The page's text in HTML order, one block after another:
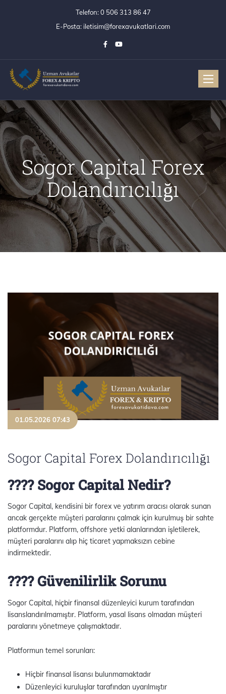
Telefon:0 506 313 86 47
E-Posta: iletisim@forexavukatlari.com
Sogor Capital Forex
Dolandırıcılığı
01.05.2026 07:43
Sogor Capital Forex Dolandırıcılığı
???? Sogor Capital Nedir?
Sogor Capital, kendisini bir forex ve yatırım aracısı olarak sunan
ancak gerçekte müşteri paralarını çalmak için kurulmuş bir sahte
platformdur. Platform, offshore yetki alanlarından işletilerek,
müşteri paralarını alıp hiç ticaret yapmaksızın cebine
indirmektedir.
???? Güvenilirlik Sorunu
Sogor Capital, hiçbir finansal düzenleyici kurum tarafından
lisanslandırılmamıştır. Platform, yasal lisans olmadan müşteri
paralarını yönetmeye çalışmaktadır.
Platformun temel sorunları:
Hiçbir finansal lisansı bulunmamaktadır
Düzenleyici kuruluşlar tarafından uyarılmıştır